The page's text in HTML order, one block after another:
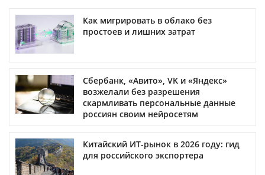
Как мигрировать в облако без
простоев и лишних затрат
Сбербанк, «Авито», VK и «Яндекс»
возжелали без разрешения
скармливать персональные данные
россиян своим нейросетям
Китайский ИТ-рынок в 2026 году: гид
для российского экспортера